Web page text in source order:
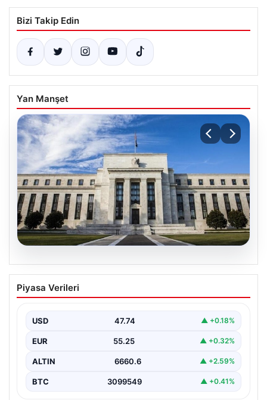
Bizi Takip Edin
Yan Manşet
FED faiz kararı ne zaman, saat kaçta?
Faiz beklentisi ne yönde? 2026 FED
Piyasa Verileri
USD 47.74 ▲ +0.18%
EUR 55.25 ▲ +0.32%
ALTIN 6660.6 ▲ +2.59%
BTC 3099549 ▲ +0.41%